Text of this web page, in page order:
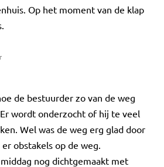
Op het moment van de klap
de bestuurder zo van de weg
wordt onderzocht of hij te veel
Wel was de weg erg glad door
obstakels op de weg.
nog dichtgemaakt met